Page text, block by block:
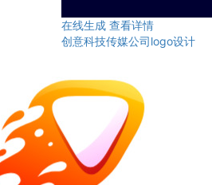
在线生成 查看详情
创意科技传媒公司logo设计